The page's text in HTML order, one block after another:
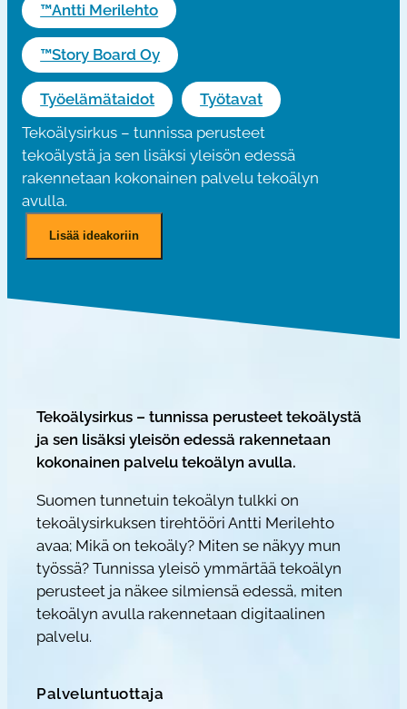
™Antti Merilehto
™Story Board Oy
Työelämätaidot
Työtavat
Tekoälysirkus – tunnissa perusteet
tekoälystä ja sen lisäksi yleisön edessä
rakennetaan kokonainen palvelu tekoälyn
avulla.
Lisää ideakoriin
Tekoälysirkus – tunnissa perusteet tekoälystä
ja sen lisäksi yleisön edessä rakennetaan
kokonainen palvelu tekoälyn avulla.
Suomen tunnetuin tekoälyn tulkki on
tekoälysirkuksen tirehtööri Antti Merilehto
avaa; Mikä on tekoäly? Miten se näkyy mun
työssä? Tunnissa yleisö ymmärtää tekoälyn
perusteet ja näkee silmiensä edessä, miten
tekoälyn avulla rakennetaan digitaalinen
palvelu.
Palveluntuottaja